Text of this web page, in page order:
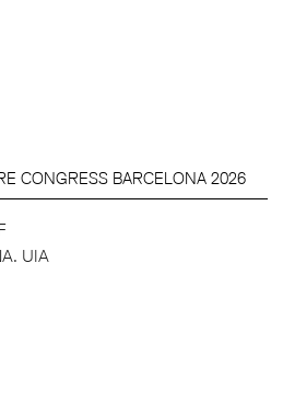
CONGRESS BARCELONA 2026